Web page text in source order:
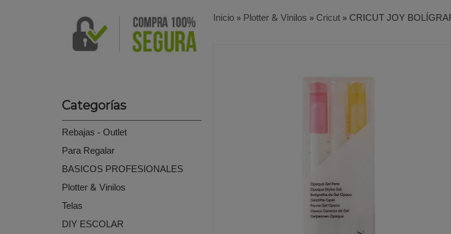
Categorías
Rebajas - Outlet
Para Regalar
BASICOS PROFESIONALES
Plotter & Vinilos
Telas
DIY ESCOLAR
Inicio»Plotter & Vinilos »Cricut»CRICUT JOY